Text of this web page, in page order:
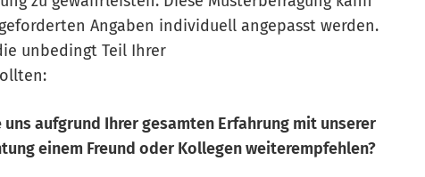
Angaben individuell angepasst werden.
unbedingt Teil Ihrer
aufgrund Ihrer gesamten Erfahrung mit unserer
einem Freund oder Kollegen weiterempfehlen?